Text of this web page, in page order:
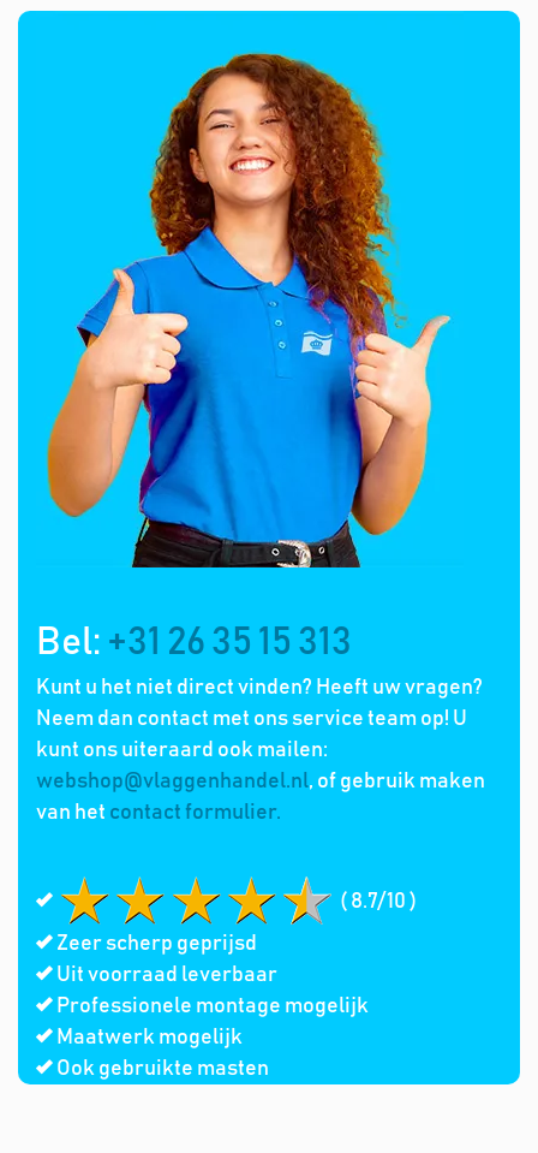
Bel: +31 26 35 15 313
Kunt u het niet direct vinden? Heeft uw vragen?
Neem dan contact met ons service team op! U
kunt ons uiteraard ook mailen:
webshop@vlaggenhandel.nl, of gebruik maken
van het contact formulier.
( 8.7/10 )
Zeer scherp geprijsd
Uit voorraad leverbaar
Professionele montage mogelijk
Maatwerk mogelijk
Ook gebruikte masten